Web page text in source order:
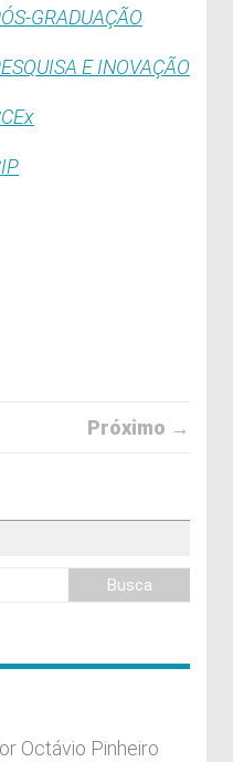
GRADUAÇÃO
E INOVAÇÃO
Próximo →
Octávio Pinheiro